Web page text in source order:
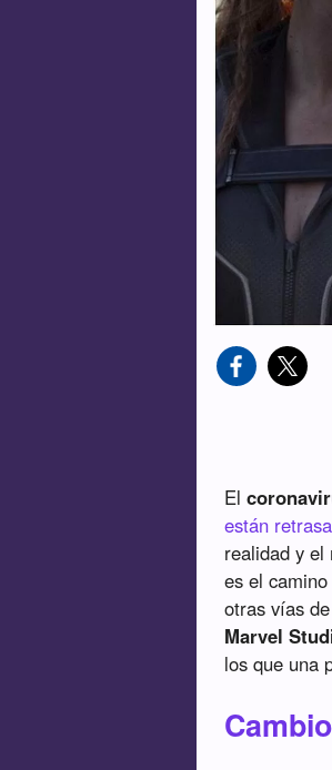
El
están
realidad y el
es el
otras vías
Marvel
los que una